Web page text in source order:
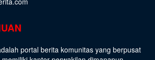
portal berita komunitas yang berpusat